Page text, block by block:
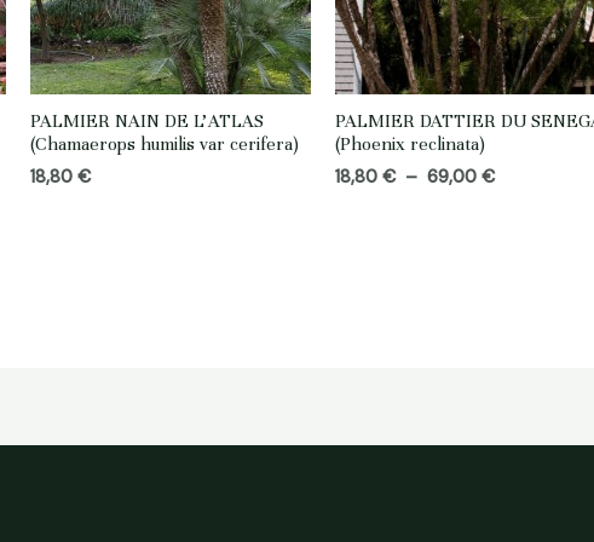
PALMIER NAIN DE L’ATLAS
(Chamaerops humilis var cerifera)
18,80€
PALMIER DATTIER DU
(Phoenix reclinata)
18,80 € – 69,00 €Plage